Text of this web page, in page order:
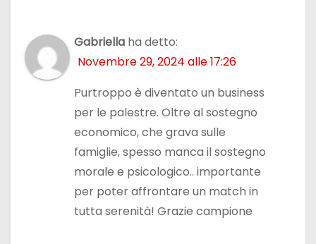
Gabriella ha detto:
Novembre 29, 2024 alle 17:26
Purtroppo è diventato un business
per le palestre. Oltre al sostegno
economico, che grava sulle
famiglie, spesso manca il sostegno
morale e psicologico.. importante
per poter affrontare un match in
tutta serenità! Grazie campione